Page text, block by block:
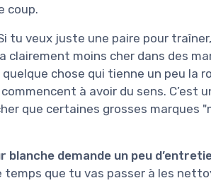
coup.
tu veux juste une paire pour
clairement moins cher dans des
chose qui tienne un peu la
à avoir du sens. C’est
que certaines grosses marques
blanche demande un peu
que tu vas passer à les